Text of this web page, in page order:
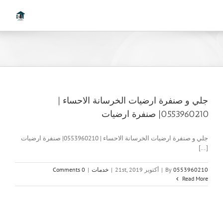
جلي و صنفرة ارضيات الخرسانة الاحساء |
0553960210| صنفرة ارضيات
جلي و صنفرة ارضيات الخرسانة الاحساء | 0553960210| صنفرة ارضيات
[...]
By 0553960210
| أكتوبر 21st, 2019 | خدمات |
0 Comments
Read More